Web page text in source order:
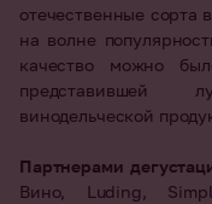
отечественные сорта
на волне
качество можно
представившей
винодельческой
Партнерами
Вино, Luding
,